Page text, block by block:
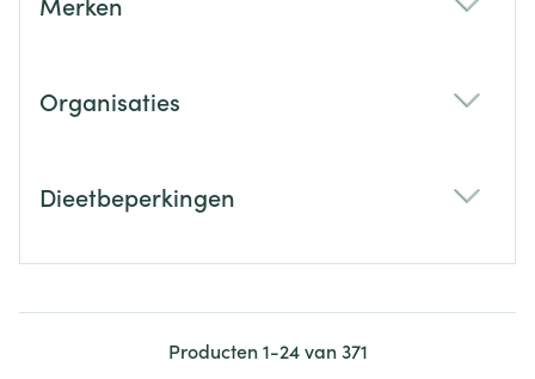
Organisaties
Dieetbeperkingen
Producten1-24van371